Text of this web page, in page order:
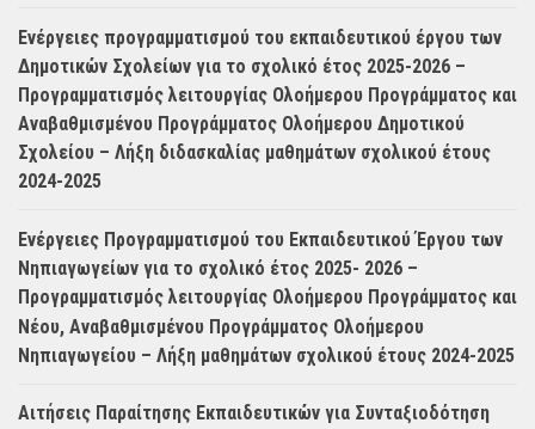
Ενέργειες προγραμματισμού του εκπαιδευτικού έργου των
Δημοτικών Σχολείων για το σχολικό έτος 2025-2026 –
Προγραμματισμός λειτουργίας Ολοήμερου Προγράμματος και
Αναβαθμισμένου Προγράμματος Ολοήμερου Δημοτικού
Σχολείου – Λήξη διδασκαλίας μαθημάτων σχολικού έτους
2024-2025
Ενέργειες Προγραμματισμού του Εκπαιδευτικού Έργου των
Νηπιαγωγείων για το σχολικό έτος 2025- 2026 –
Προγραμματισμός λειτουργίας Ολοήμερου Προγράμματος και
Νέου, Αναβαθμισμένου Προγράμματος Ολοήμερου
Νηπιαγωγείου – Λήξη μαθημάτων σχολικού έτους 2024-2025
Αιτήσεις Παραίτησης Εκπαιδευτικών για Συνταξιοδότηση